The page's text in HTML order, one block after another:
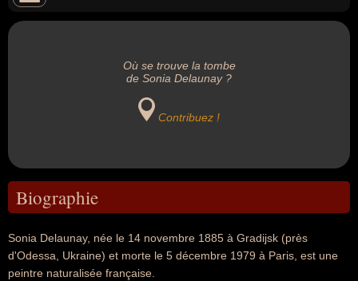
Où se trouve la tombe
de Sonia Delaunay ?
Contribuez !
Biographie
Sonia Delaunay, née le 14 novembre 1885 à Gradijsk (près
d'Odessa, Ukraine) et morte le 5 décembre 1979 à Paris, est une
peintre naturalisée française.